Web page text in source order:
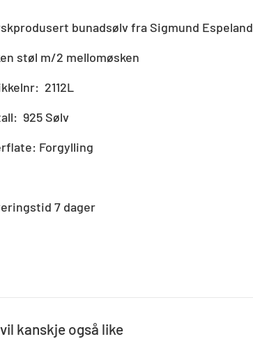
bunadsølv fra Sigmund Espeland
støl m/2 mellomøsken
2112L
925 Sølv
Forgylling
7 dager
kanskje også like